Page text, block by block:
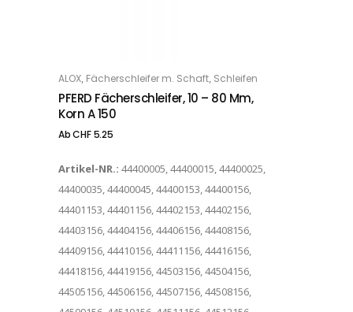
OPTIONS
ALOX, Fächerschleifer m. Schaft, Schleifen
PFERD Fächerschleifer, 10 – 80 Mm,
Korn A 150
AbCHF5.25
Artikel-NR.: 44400005, 44400015, 44400025,
44400035, 44400045, 44400153, 44400156,
44401153, 44401156, 44402153, 44402156,
44403156, 44404156, 44406156, 44408156,
44409156, 44410156, 44411156, 44416156,
44418156, 44419156, 44503156, 44504156,
44505156, 44506156, 44507156, 44508156,